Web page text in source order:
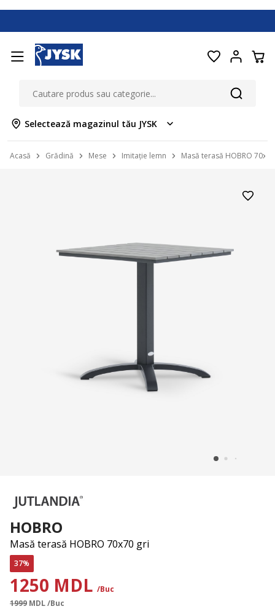
Selectează magazinul tău JYSK
Acasă Grădină Mese Imitație lemn Masă terasă HOBRO
HOBRO
Masă terasă HOBRO 70x70 gri
37%
1250 MDL /Buc
1999 MDL/Buc